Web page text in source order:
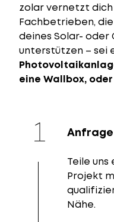
zolar vernetzt
Fachbetrieben,
deines Solar- oder
unterstützen – sei
eine Wallbox,
Teile
Projekt
Nähe.